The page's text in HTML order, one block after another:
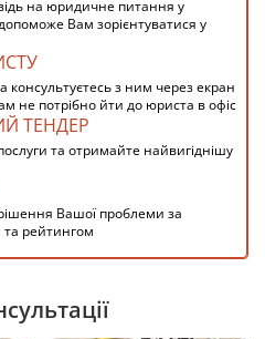
на юридичне питання у
Вам зорієнтуватися у
консультуєтесь з ним через екран
не потрібно йти до юриста в офіс
ТЕНДЕР
та отримайте найвигіднішу
Вашої проблеми за
рейтингом